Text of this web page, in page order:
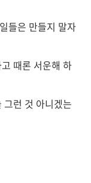
들은 만들지 말자
때론 서운해 하
런 것 아니겠는